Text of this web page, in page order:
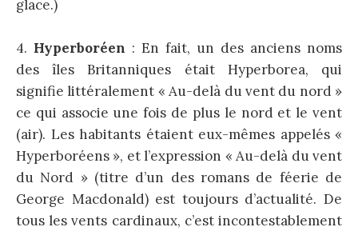
glace.)
4. Hyperboréen : En fait, un des anciens noms
des îles Britanniques était Hyperborea, qui
signifie littéralement « Au-delà du vent du nord »
ce qui associe une fois de plus le nord et le vent
(air). Les habitants étaient eux-mêmes appelés «
Hyperboréens », et l’expression « Au-delà du vent
du Nord » (titre d’un des romans de féerie de
George Macdonald) est toujours d’actualité. De
tous les vents cardinaux, c’est incontestablement